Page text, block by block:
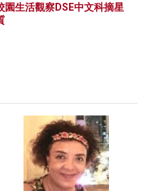
園生活觀察DSE中文科摘星